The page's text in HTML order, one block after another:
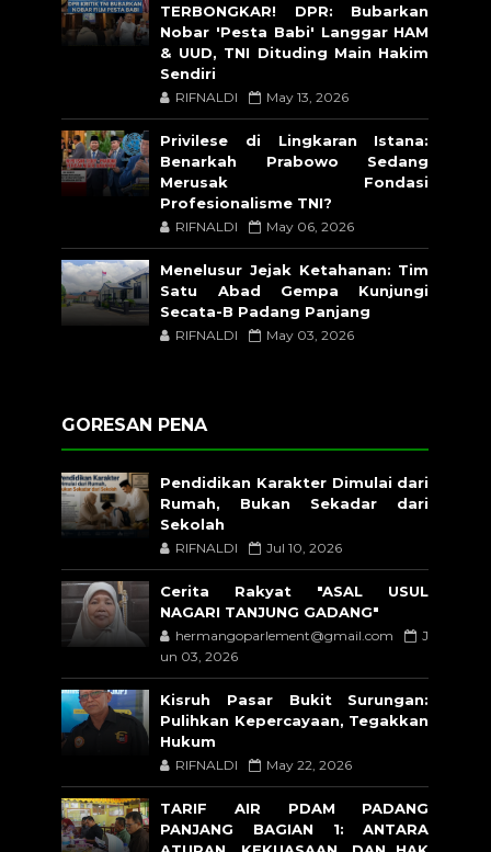
TERBONGKAR! DPR: Bubarkan
Nobar 'Pesta Babi' Langgar HAM
& UUD, TNI Dituding Main Hakim
Sendiri
RIFNALDI May 13, 2026
Privilese di Lingkaran Istana:
Benarkah Prabowo Sedang
Merusak Fondasi
Profesionalisme TNI?
RIFNALDI May 06, 2026
Menelusur Jejak Ketahanan: Tim
Satu Abad Gempa Kunjungi
Secata-B Padang Panjang
RIFNALDI May 03, 2026
GORESAN PENA
Pendidikan Karakter Dimulai dari
Rumah, Bukan Sekadar dari
Sekolah
RIFNALDI Jul 10, 2026
Cerita Rakyat "ASAL USUL
NAGARI TANJUNG GADANG"
hermangoparlement@gmail.com
J
un 03, 2026
Kisruh Pasar Bukit Surungan:
Pulihkan Kepercayaan, Tegakkan
Hukum
RIFNALDI May 22, 2026
TARIF AIR PDAM PADANG
PANJANG BAGIAN 1: ANTARA